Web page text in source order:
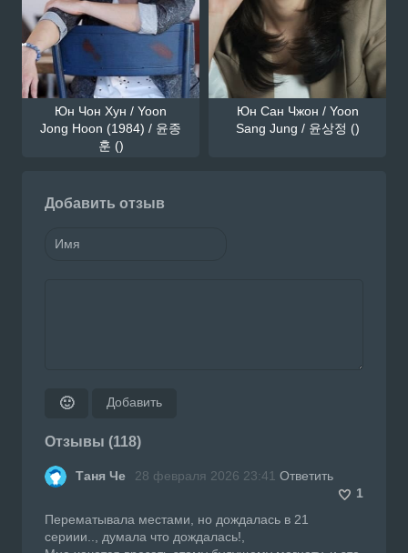
Юн Чон Хун / Yoon
Jong Hoon (1984) / 윤종
훈 ()
Юн Сан Чжон / Yoon
Sang Jung / 윤상정 ()
Добавить отзыв
🙂 Добавить
Отзывы (118)
Таня Че 28 февраля 2026 23:41 Ответить
1
Перематывала местами, но дождалась в 21
сериии.., думала что дождалась!,